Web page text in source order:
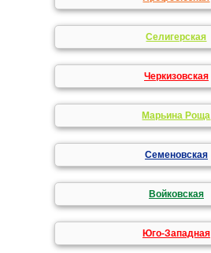
Селигерская
Черкизовская
Марьина Роща
Семеновская
Войковская
Юго-Западная